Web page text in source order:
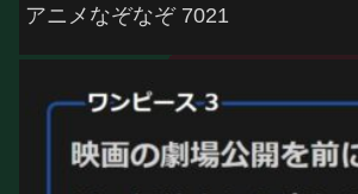
アニメなぞなぞ 7021